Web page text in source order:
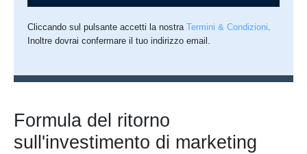
Cliccando sul pulsante accetti la nostraTermini & Condizioni.
Inoltre dovrai confermare il tuo indirizzo email.
Formula del ritorno
sull'investimento di marketing